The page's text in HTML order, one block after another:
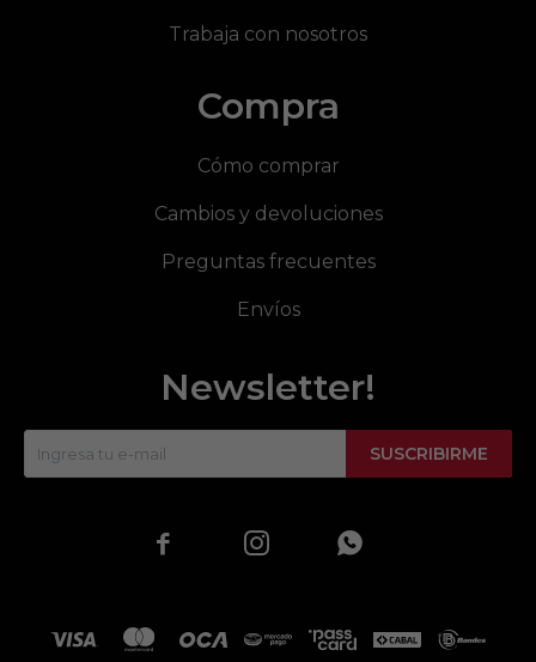
Trabaja con nosotros
Compra
Cómo comprar
Cambios y devoluciones
Preguntas frecuentes
Envíos
Newsletter!
SUSCRIBIRME
  